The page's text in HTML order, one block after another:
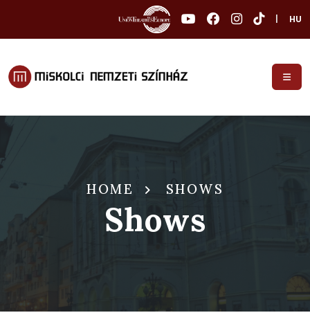
HU
HOME SHOWS
Shows